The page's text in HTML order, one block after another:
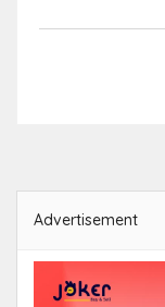
Advertisement